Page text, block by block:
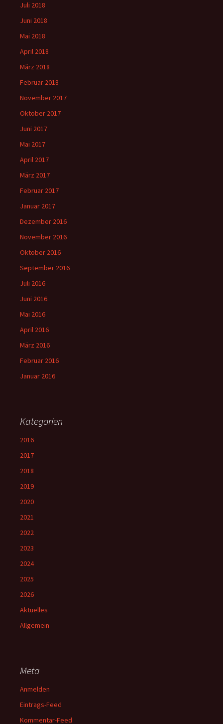
Juli 2018
Juni 2018
Mai 2018
April 2018
März 2018
Februar 2018
November 2017
Oktober 2017
Juni 2017
Mai 2017
April 2017
März 2017
Februar 2017
Januar 2017
Dezember 2016
November 2016
Oktober 2016
September 2016
Juli 2016
Juni 2016
Mai 2016
April 2016
März 2016
Februar 2016
Januar 2016
Kategorien
2016
2017
2018
2019
2020
2021
2022
2023
2024
2025
2026
Aktuelles
Allgemein
Meta
Anmelden
Eintrags-Feed
Kommentar-Feed